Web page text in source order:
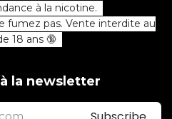
à la nicotine.
fumez pas. Vente interdite au
18 ans 🔞
la newsletter